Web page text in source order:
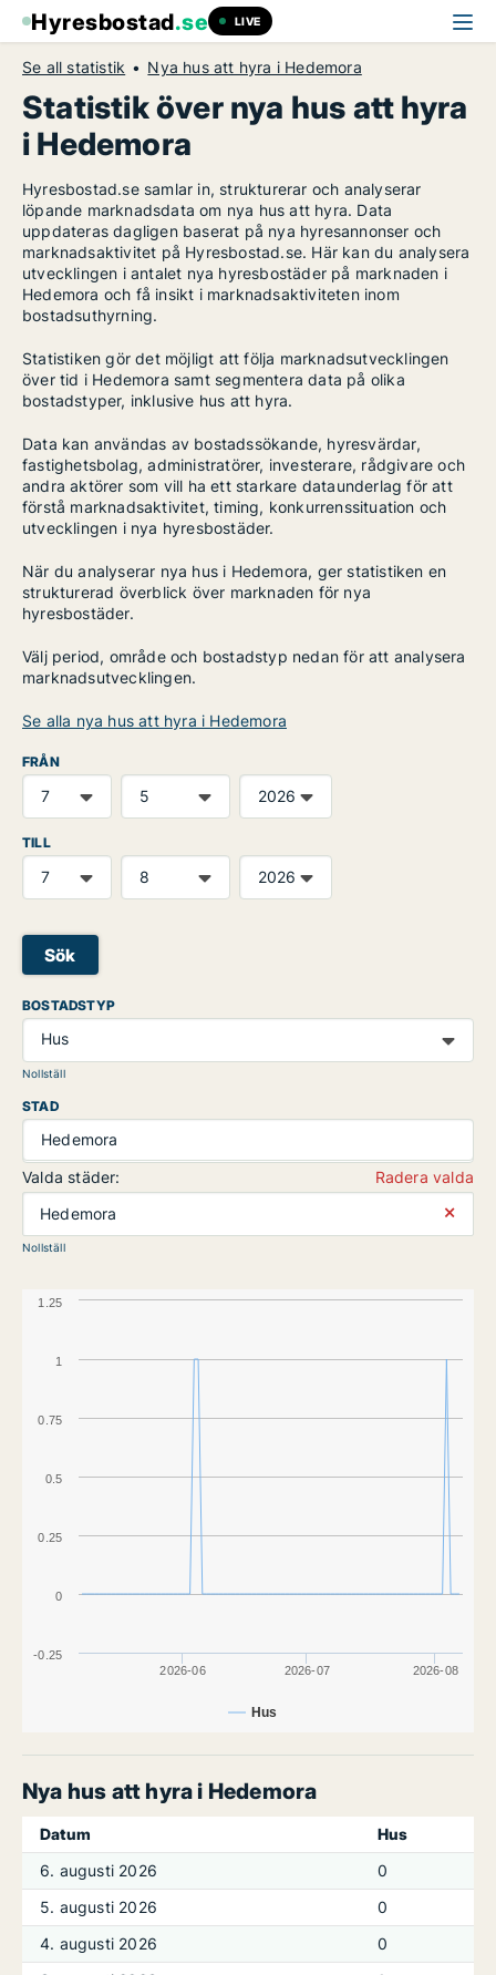
Hyresbostad.se LIVE
Se all statistik Nya hus att hyra i Hedemora
Statistik över nya hus att hyra
i Hedemora
Hyresbostad.se samlar in, strukturerar och analyserar
löpande marknadsdata om nya hus att hyra. Data
uppdateras dagligen baserat på nya hyresannonser och
marknadsaktivitet på Hyresbostad.se. Här kan du analysera
utvecklingen i antalet nya hyresbostäder på marknaden i
Hedemora och få insikt i marknadsaktiviteten inom
bostadsuthyrning.
Statistiken gör det möjligt att följa marknadsutvecklingen
över tid i Hedemora samt segmentera data på olika
bostadstyper, inklusive hus att hyra.
Data kan användas av bostadssökande, hyresvärdar,
fastighetsbolag, administratörer, investerare, rådgivare och
andra aktörer som vill ha ett starkare dataunderlag för att
förstå marknadsaktivitet, timing, konkurrenssituation och
utvecklingen i nya hyresbostäder.
När du analyserar nya hus i Hedemora, ger statistiken en
strukturerad överblick över marknaden för nya
hyresbostäder.
Välj period, område och bostadstyp nedan för att analysera
marknadsutvecklingen.
Se alla nya hus att hyra i Hedemora
FRÅN
TILL
Sök
BOSTADSTYP
Hus
Nollställ
STAD
Hedemora
Valda städer:
Radera valda
Hedemora
⨯
Nollställ
Hus
2026-06 2026-07 2026-08
0
1
-0.25
0.25
0.5
0.75
1.25
Nya hus att hyra i Hedemora
Datum
Hus
6. augusti 2026
0
5. augusti 2026
0
4. augusti 2026
0